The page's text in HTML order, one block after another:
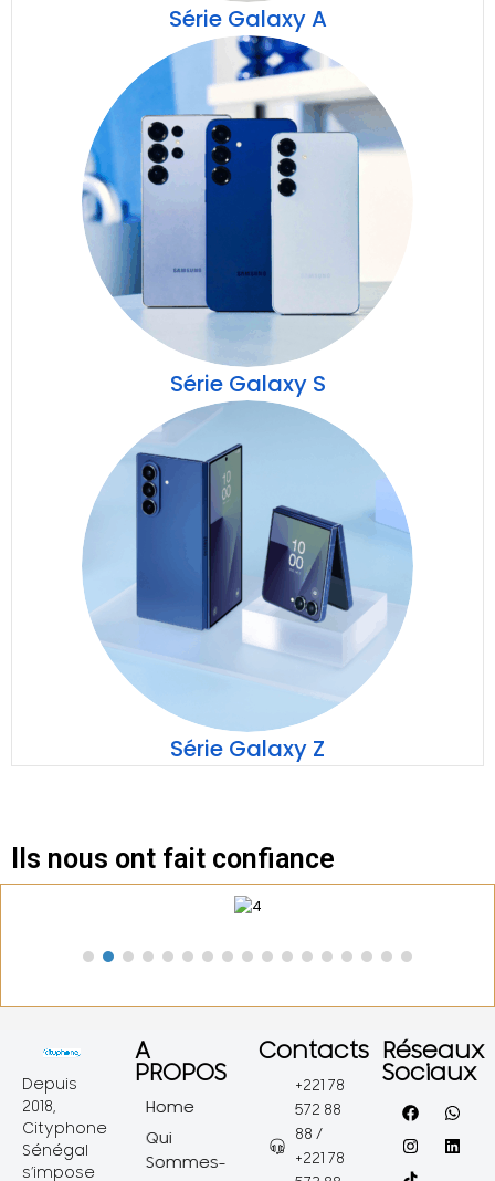
Série Galaxy A
Série Galaxy S
Série Galaxy Z
Ils nous ont fait confiance
Depuis
2018,
Cityphone
Sénégal
s’impose
A
PROPOS
Home
Qui
Sommes-
Contacts
+221 78
572 88
88 /
+221 78
Réseaux
Sociaux